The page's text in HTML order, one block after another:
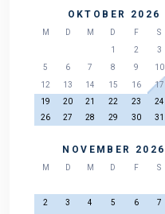
OKTOBER 2026
M D M D F S
1
2 3
5
6 7 8 9 10
12
13 14 15 16 17
19
20 21 22 23 24
26
27 28 29 30 31
NOVEMBER 2026
M D M D F S
2
3 4 5 6 7